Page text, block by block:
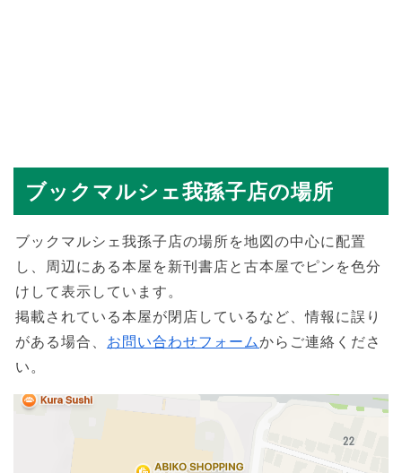
ブックマルシェ我孫子店の場所
ブックマルシェ我孫子店の場所を地図の中心に配置
し、周辺にある本屋を新刊書店と古本屋でピンを色分
けして表示しています。
掲載されている本屋が閉店しているなど、情報に誤り
がある場合、 お問い合わせフォームからご連絡くださ
い。